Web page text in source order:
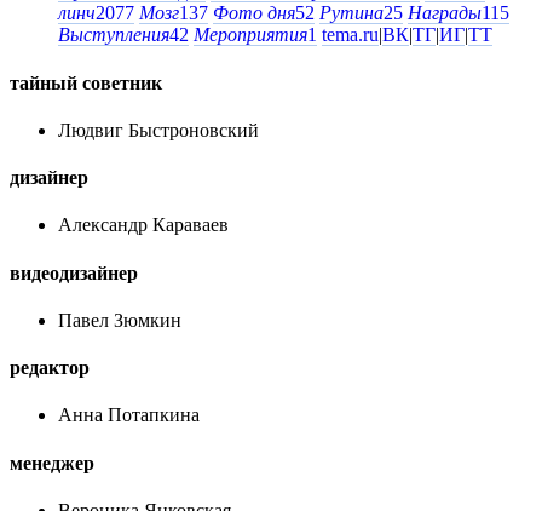
линч2077 Мозг137 Фото дня52 Рутина25 Награды115
Выступления42 Мероприятия1 tema.ru|ВК|ТГ|ИГ|ТТ
тайный советник
Людвиг Быстроновский
дизайнер
Александр Караваев
видеодизайнер
Павел Зюмкин
редактор
Анна Потапкина
менеджер